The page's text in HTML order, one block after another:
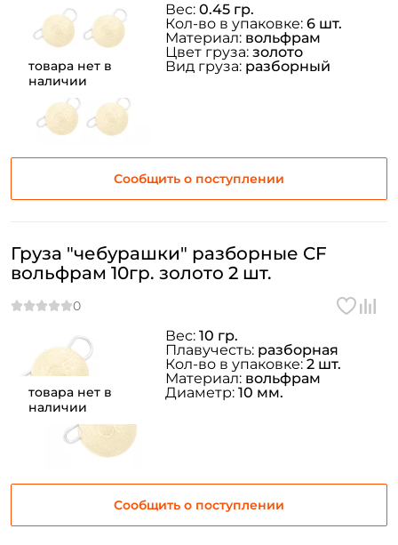
товара нет в
наличии
Сообщить о поступлении
Вес: 0.45 гр.
Кол-во в упаковке: 6 шт.
Материал: вольфрам
Цвет груза: золото
Вид груза: разборный
товара нет в
наличии
Груза "чебурашки" разборные CF
вольфрам 10гр. золото 2 шт.
Сообщить о поступлении
Вес: 10 гр.
Плавучесть: разборная
Кол-во в упаковке:2 шт.
Материал: вольфрам
Диаметр: 10 мм.
Создать аккаунт
ФИО: *
Придумайте пароль: *
Повторите пароль: *
Заполняя данную форму вы соглашаетесь на обработку
персональных данных
Создать аккаунт
У меня уже есть аккаунт